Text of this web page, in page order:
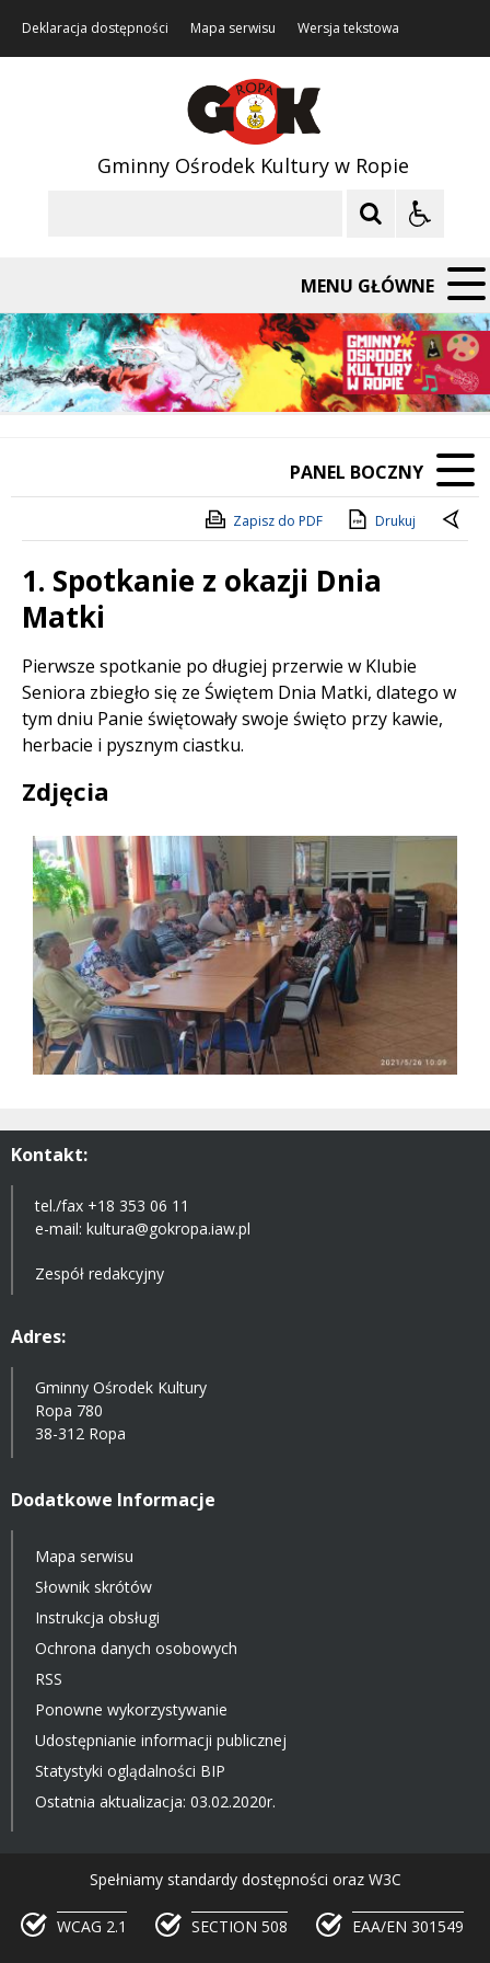
Deklaracja dostępności Mapa serwisu Wersja tekstowa
Gminny Ośrodek Kultury w Ropie
MENU GŁÓWNE
PANEL BOCZNY
Zapisz do PDF Drukuj
1. Spotkanie z okazji Dnia
Matki
Treść
Pierwsze spotkanie po długiej przerwie w Klubie
Seniora zbiegło się ze Świętem Dnia Matki, dlatego w
tym dniu Panie świętowały swoje święto przy kawie,
herbacie i pysznym ciastku.
Zdjęcia
Kontakt:
tel./fax +18 353 06 11
e-mail: kultura@gokropa.iaw.pl
Zespół redakcyjny
Adres:
Gminny Ośrodek Kultury
Ropa 780
38-312 Ropa
Dodatkowe Informacje
Mapa serwisu
Słownik skrótów
Instrukcja obsługi
Ochrona danych osobowych
RSS
Ponowne wykorzystywanie
Udostępnianie informacji publicznej
Statystyki oglądalności BIP
Ostatnia aktualizacja: 03.02.2020r.
Spełniamy standardy dostępności oraz W3C
WCAG 2.1 SECTION 508 EAA/EN 301549